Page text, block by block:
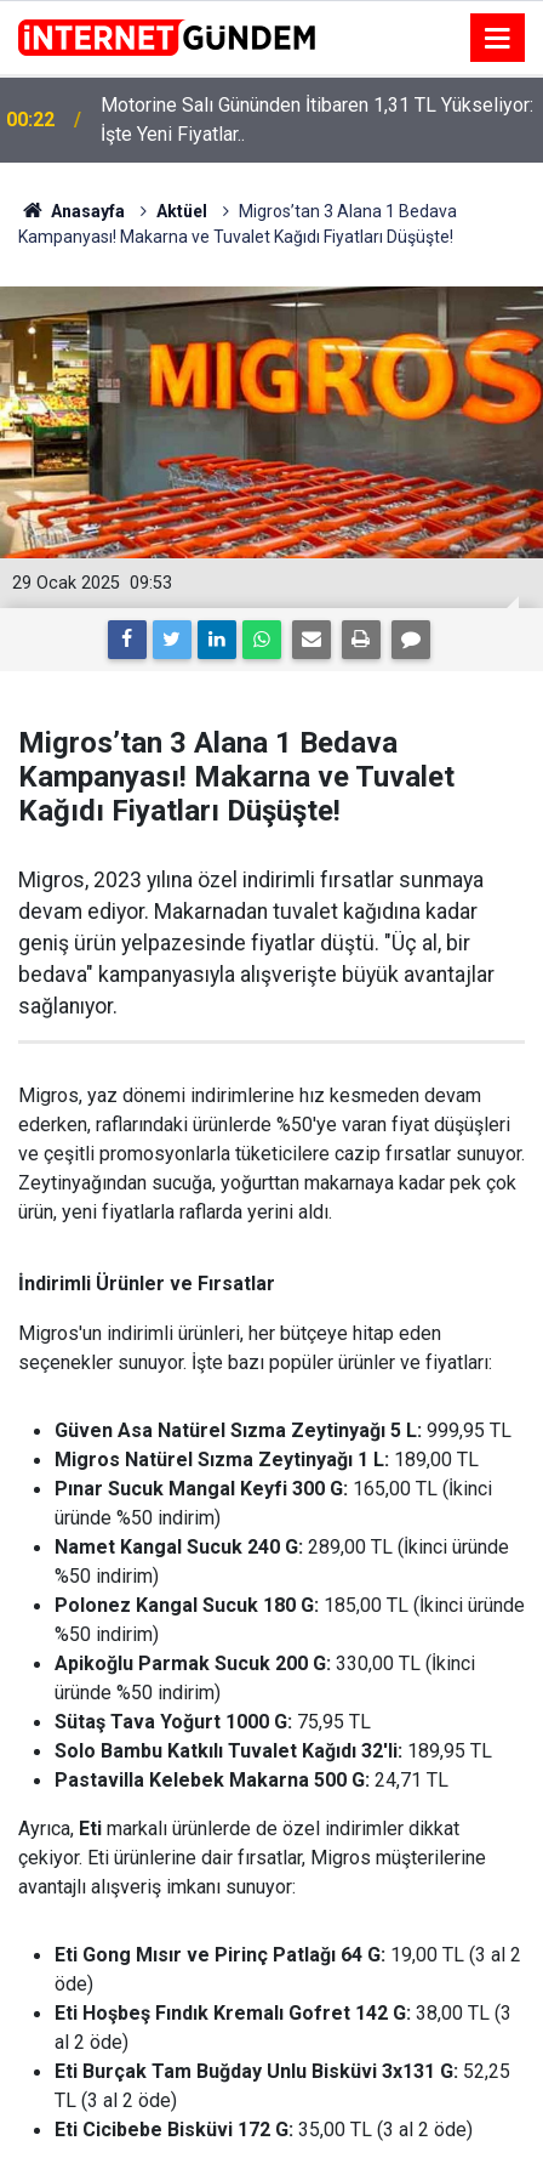
İşte Yeni Fiyatlar..
15:58
Neşet Ertaş’a “Bozkırın Tezenesi” Lakabını Kim
Verdi? Beyaz’la Joker Sorusunun Cevabı Merak
Edildi
Anasayfa Aktüel
Migros’tan 3 Alana 1 Bedava
Kampanyası! Makarna ve Tuvalet Kağıdı Fiyatları Düşüşte!
09:53
29 Ocak 2025
Migros’tan 3 Alana 1 Bedava
Kampanyası! Makarna ve Tuvalet
Kağıdı Fiyatları Düşüşte!
Migros, 2023 yılına özel indirimli fırsatlar sunmaya
devam ediyor. Makarnadan tuvalet kağıdına kadar
geniş ürün yelpazesinde fiyatlar düştü. "Üç al, bir
bedava" kampanyasıyla alışverişte büyük avantajlar
sağlanıyor.
Migros, yaz dönemi indirimlerine hız kesmeden devam
ederken, raflarındaki ürünlerde %50'ye varan fiyat düşüşleri
ve çeşitli promosyonlarla tüketicilere cazip fırsatlar sunuyor.
Zeytinyağından sucuğa, yoğurttan makarnaya kadar pek çok
ürün, yeni fiyatlarla raflarda yerini aldı.
İndirimli Ürünler ve Fırsatlar
Migros'un indirimli ürünleri, her bütçeye hitap eden
seçenekler sunuyor. İşte bazı popüler ürünler ve fiyatları:
Güven Asa Natürel Sızma Zeytinyağı 5 L: 999,95 TL
Migros Natürel Sızma Zeytinyağı 1 L: 189,00 TL
Pınar Sucuk Mangal Keyfi 300 G: 165,00 TL (İkinci
üründe %50 indirim)
Namet Kangal Sucuk 240 G: 289,00 TL (İkinci üründe
%50 indirim)
Polonez Kangal Sucuk 180 G: 185,00 TL (İkinci üründe
%50 indirim)
Apikoğlu Parmak Sucuk 200 G: 330,00 TL (İkinci
üründe %50 indirim)
Sütaş Tava Yoğurt 1000 G: 75,95 TL
Solo Bambu Katkılı Tuvalet Kağıdı 32'li: 189,95 TL
Pastavilla Kelebek Makarna 500 G: 24,71 TL
Ayrıca, Eti markalı ürünlerde de özel indirimler dikkat
çekiyor. Eti ürünlerine dair fırsatlar, Migros müşterilerine
avantajlı alışveriş imkanı sunuyor:
Eti Gong Mısır ve Pirinç Patlağı 64 G: 19,00 TL (3 al 2
öde)
Eti Hoşbeş Fındık Kremalı Gofret 142 G: 38,00 TL (3
al 2 öde)
Eti Burçak Tam Buğday Unlu Bisküvi 3x131 G: 52,25
TL (3 al 2 öde)
Eti Cicibebe Bisküvi 172 G: 35,00 TL (3 al 2 öde)